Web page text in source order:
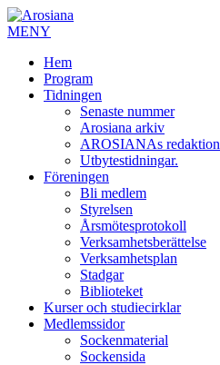
MENY
Hem
Program
Tidningen
Senaste nummer
Arosiana arkiv
AROSIANAs redaktion
Utbytestidningar.
Föreningen
Bli medlem
Styrelsen
Årsmötesprotokoll
Verksamhetsberättelse
Verksamhetsplan
Stadgar
Biblioteket
Kurser och studiecirklar
Medlemssidor
Sockenmaterial
Sockensida